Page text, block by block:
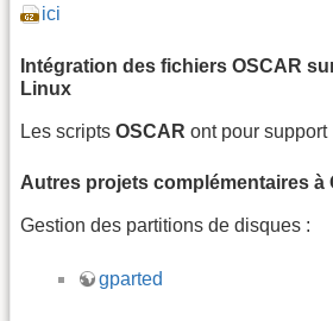
ici
Intégration des fichiers OSCAR
Linux
Les scripts OSCAR ont pour support
Autres projets complémentaires à
Gestion des partitions de disques :
gparted